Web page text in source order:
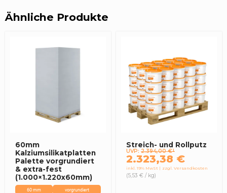
Ähnliche Produkte
60 mm vorgrundiert
60mm
Kalziumsilikatplatten
Palette vorgrundiert
& extra-fest
(1.000×1.220x60mm)
Streich- und Rollputz
UVP: 2.394,00€¹
Ursprünglicher
Preis
war:
2.323,38 €
Aktueller
Preis
ist:
inkl. 19% MwSt zzgl. Versandkosten
(5,53 € / kg)